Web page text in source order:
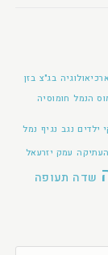
ארכיאולוגיה בג"צ בזן
הנמל חומוסיה
ילדים נגב נגיף נמל
עמק יזרעאל
שדה תעופה